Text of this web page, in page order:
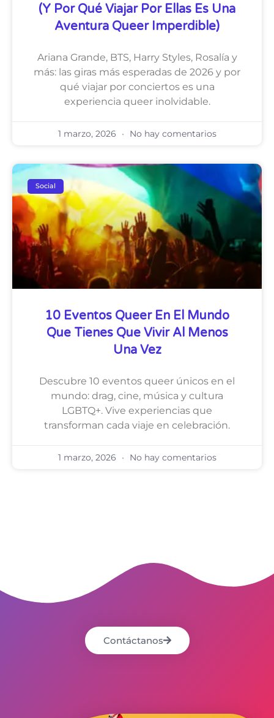
(y Por Qué Viajar Por Ellas Es Una
Aventura Queer Imperdible)
Ariana Grande, BTS, Harry Styles, Rosalía y
más: las giras más esperadas de 2026 y por
qué viajar por conciertos es una
experiencia queer inolvidable.
1 marzo, 2026 No hay comentarios
Social
10 Eventos Queer En El Mundo
Que Tienes Que Vivir Al Menos
Una Vez
Descubre 10 eventos queer únicos en el
mundo: drag, cine, música y cultura
LGBTQ+. Vive experiencias que
transforman cada viaje en celebración.
1 marzo, 2026 No hay comentarios
Contáctanos